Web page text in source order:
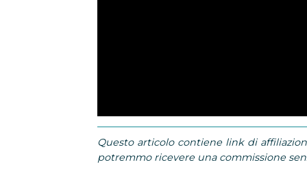
Questo articolo contiene link di
potremmo ricevere una commissione